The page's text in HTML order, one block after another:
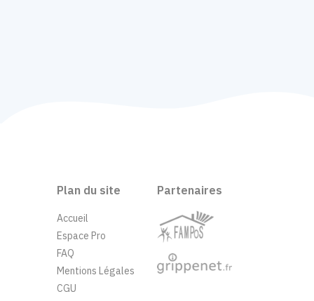
Plan du site
Accueil
Espace Pro
FAQ
Mentions Légales
CGU
Partenaires